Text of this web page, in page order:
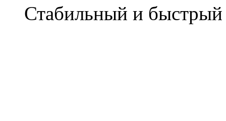
Стабильный и